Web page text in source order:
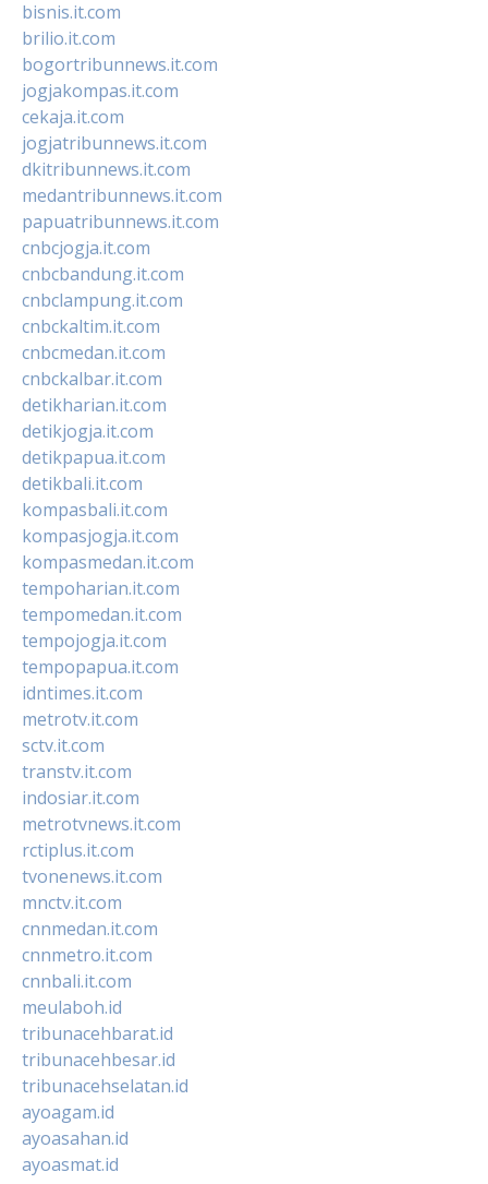
bisnis.it.com
brilio.it.com
bogortribunnews.it.com
jogjakompas.it.com
cekaja.it.com
jogjatribunnews.it.com
dkitribunnews.it.com
medantribunnews.it.com
papuatribunnews.it.com
cnbcjogja.it.com
cnbcbandung.it.com
cnbclampung.it.com
cnbckaltim.it.com
cnbcmedan.it.com
cnbckalbar.it.com
detikharian.it.com
detikjogja.it.com
detikpapua.it.com
detikbali.it.com
kompasbali.it.com
kompasjogja.it.com
kompasmedan.it.com
tempoharian.it.com
tempomedan.it.com
tempojogja.it.com
tempopapua.it.com
idntimes.it.com
metrotv.it.com
sctv.it.com
transtv.it.com
indosiar.it.com
metrotvnews.it.com
rctiplus.it.com
tvonenews.it.com
mnctv.it.com
cnnmedan.it.com
cnnmetro.it.com
cnnbali.it.com
meulaboh.id
tribunacehbarat.id
tribunacehbesar.id
tribunacehselatan.id
ayoagam.id
ayoasahan.id
ayoasmat.id